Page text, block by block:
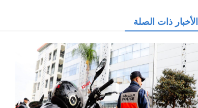
الأخبار ذات الصلة